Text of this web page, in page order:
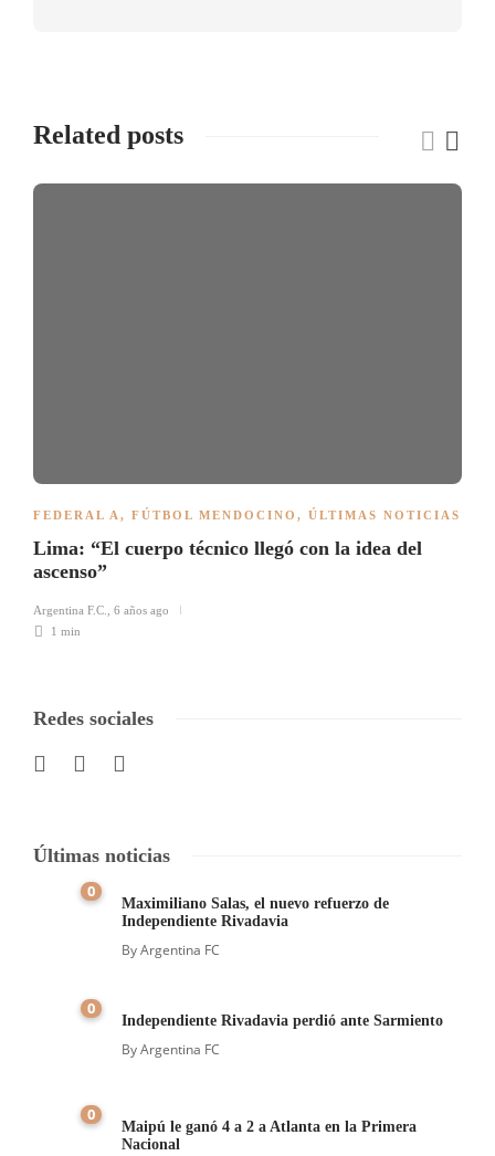
Related posts
FEDERAL A , FÚTBOL MENDOCINO , ÚLTIMAS NOTICIAS
Lima: “El cuerpo técnico llegó con la idea del
ascenso”
Argentina F.C.
6 años ago
1 min
Redes sociales
Últimas noticias
0
Maximiliano Salas, el nuevo refuerzo de
Independiente Rivadavia
ByArgentina FC
0
Independiente Rivadavia perdió ante Sarmiento
ByArgentina FC
0
Maipú le ganó 4 a 2 a Atlanta en la Primera
Nacional